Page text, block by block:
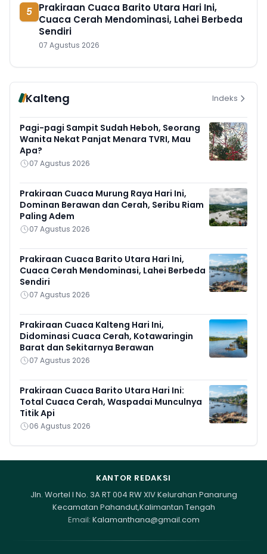
5 Prakiraan Cuaca Barito Utara Hari Ini,
Cuaca Cerah Mendominasi, Lahei Berbeda
Sendiri
07 Agustus 2026
Kalteng Indeks
Pagi-pagi Sampit Sudah Heboh, Seorang
Wanita Nekat Panjat Menara TVRI, Mau
Apa?
07 Agustus 2026
Prakiraan Cuaca Murung Raya Hari Ini,
Dominan Berawan dan Cerah, Seribu Riam
Paling Adem
07 Agustus 2026
Prakiraan Cuaca Barito Utara Hari Ini,
Cuaca Cerah Mendominasi, Lahei Berbeda
Sendiri
07 Agustus 2026
Prakiraan Cuaca Kalteng Hari Ini,
Didominasi Cuaca Cerah, Kotawaringin
Barat dan Sekitarnya Berawan
07 Agustus 2026
Prakiraan Cuaca Barito Utara Hari Ini:
Total Cuaca Cerah, Waspadai Munculnya
Titik Api
06 Agustus 2026
KANTOR REDAKSI
Jln. Wortel I No. 3A RT 004 RW XIV Kelurahan Panarung
Kecamatan Pahandut,Kalimantan Tengah
Email: Kalamanthana@gmail.com